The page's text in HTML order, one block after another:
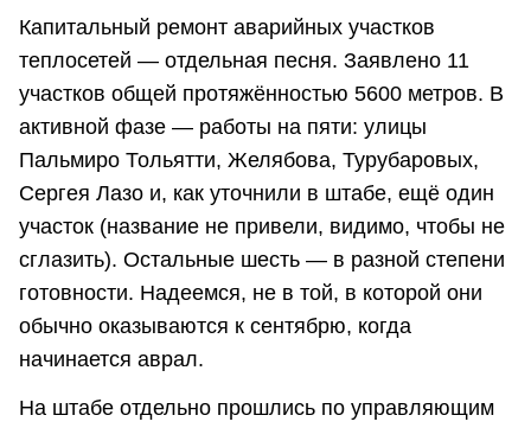
Капитальный ремонт аварийных участков
теплосетей — отдельная песня. Заявлено 11
участков общей протяжённостью 5600 метров. В
активной фазе — работы на пяти: улицы
Пальмиро Тольятти, Желябова, Турубаровых,
Сергея Лазо и, как уточнили в штабе, ещё один
участок (название не привели, видимо, чтобы не
сглазить). Остальные шесть — в разной степени
готовности. Надеемся, не в той, в которой они
обычно оказываются к сентябрю, когда
начинается аврал.
На штабе отдельно прошлись по управляющим